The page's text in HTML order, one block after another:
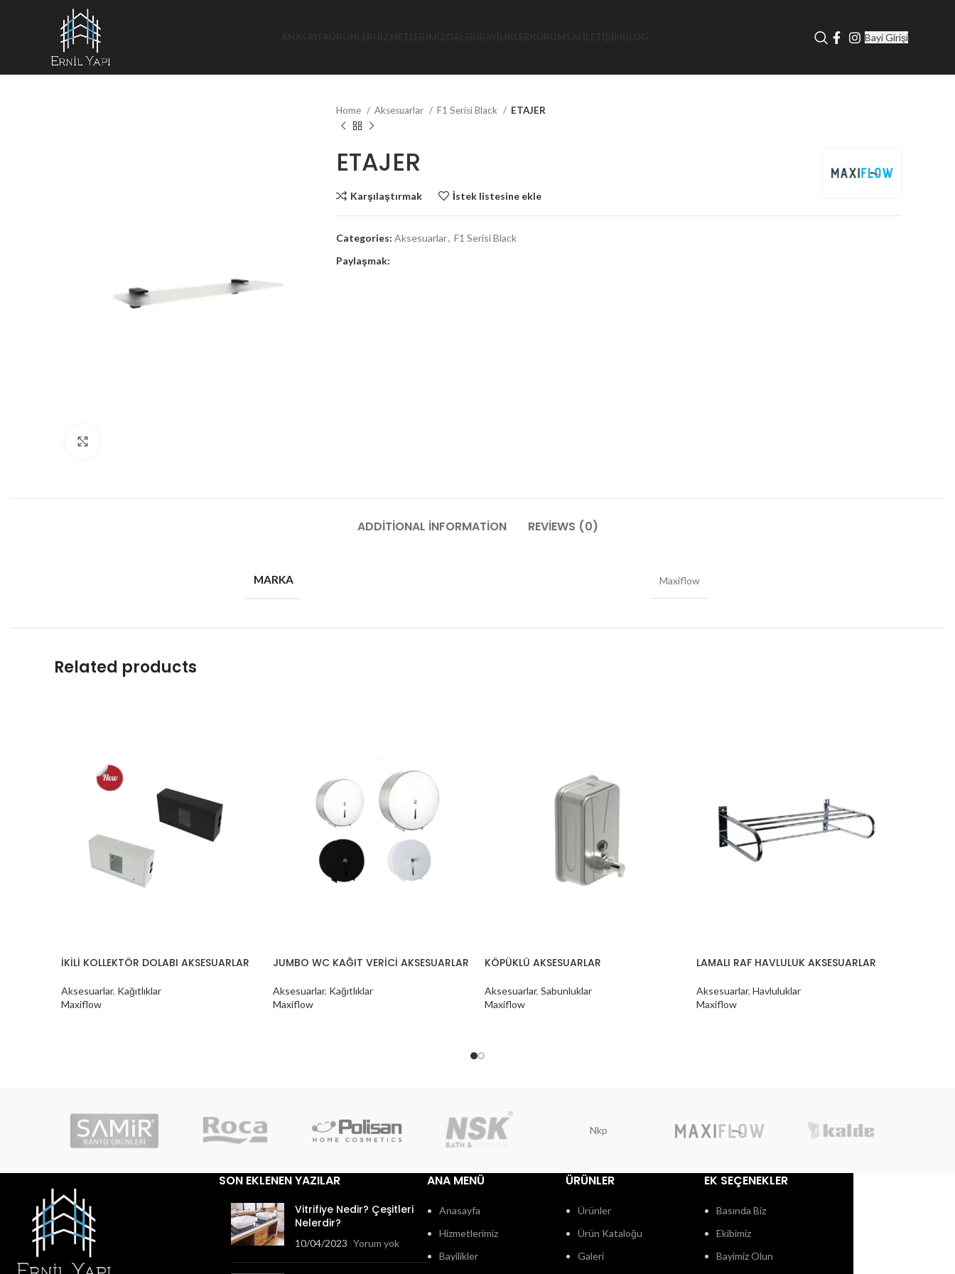
Bayi Girişi
Home Aksesuarlar F1 Serisi Black ETAJER
ETAJER
Karşılaştırmak İstek listesine ekle
Categories: Aksesuarlar, F1 Serisi Black
Paylaşmak:
ADDITIONAL INFORMATION REVIEWS (0)
MARKA Maxiflow
Related products
İKİLİ KOLLEKTÖR DOLABI AKSESUARLAR
Aksesuarlar, Kağıtlıklar
Maxiflow
JUMBO WC KAĞIT VERİCİ AKSESUARLAR
Aksesuarlar, Kağıtlıklar
Maxiflow
KÖPÜKLÜ AKSESUARLAR
Aksesuarlar, Sabunluklar
Maxiflow
LAMALI RAF HAVLULUK AKSESUARLAR
Aksesuarlar, Havluluklar
Maxiflow
Nkp
SON EKLENEN YAZILAR
Vitrifiye Nedir? Çeşitleri
Nelerdir?
10/04/2023 Yorum yok
ANA MENÜ
Anasayfa
Hizmetlerimiz
Bayilikler
ÜRÜNLER
Ürünler
Ürün Kataloğu
Galeri
EK SEÇENEKLER
Basında Biz
Ekibimiz
Bayimiz Olun